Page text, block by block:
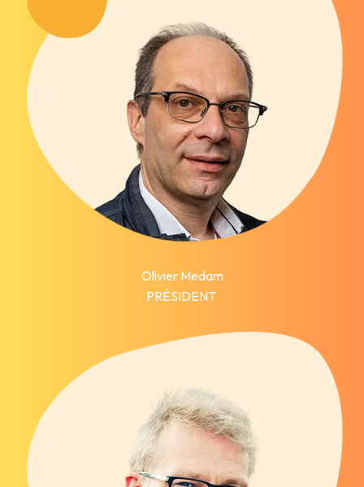
Olivier Medam
PRÉSIDENT